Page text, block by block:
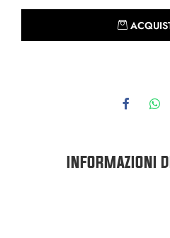
INFORMAZIONI